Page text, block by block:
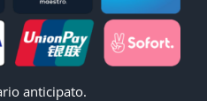
anticipato.